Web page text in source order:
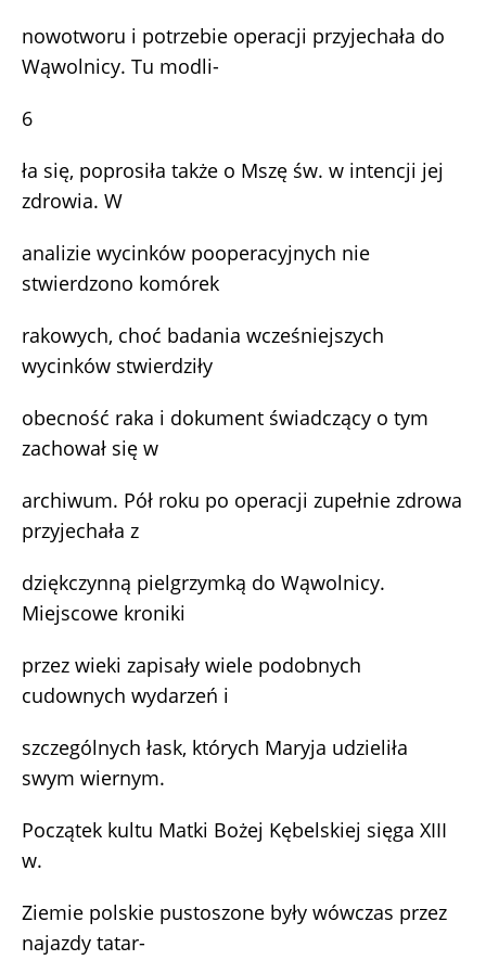
nowotworu i potrzebie operacji przyjechała do
Wąwolnicy. Tu modli-
6
ła się, poprosiła także o Mszę św. w intencji jej
zdrowia. W
analizie wycinków pooperacyjnych nie
stwierdzono komórek
rakowych, choć badania wcześniejszych
wycinków stwierdziły
obecność raka i dokument świadczący o tym
zachował się w
archiwum. Pół roku po operacji zupełnie zdrowa
przyjechała z
dziękczynną pielgrzymką do Wąwolnicy.
Miejscowe kroniki
przez wieki zapisały wiele podobnych
cudownych wydarzeń i
szczególnych łask, których Maryja udzieliła
swym wiernym.
Początek kultu Matki Bożej Kębelskiej sięga XIII
w.
Ziemie polskie pustoszone były wówczas przez
najazdy tatar-